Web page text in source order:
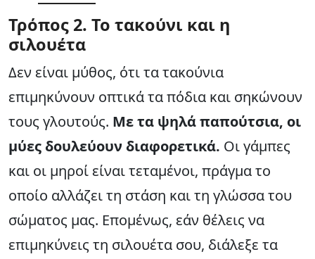
Τρόπος 2. Το τακούνι και η
σιλουέτα
Δεν είναι μύθος, ότι τα τακούνια
επιμηκύνουν οπτικά τα πόδια και σηκώνουν
τους γλουτούς. Με τα ψηλά παπούτσια, οι
μύες δουλεύουν διαφορετικά. Οι γάμπες
και οι μηροί είναι τεταμένοι, πράγμα το
οποίο αλλάζει τη στάση και τη γλώσσα του
σώματος μας. Επομένως, εάν θέλεις να
επιμηκύνεις τη σιλουέτα σου, διάλεξε τα